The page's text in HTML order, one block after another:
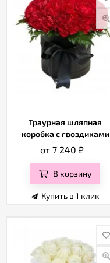
Траурная шляпная
коробка с гвоздиками
от 7 240 ₽
В корзину
Купить в 1 клик